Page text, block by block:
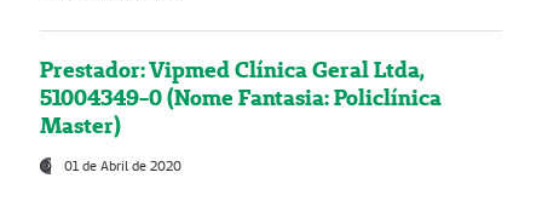
Prestador: Vipmed Clínica Geral Ltda,
51004349-0 (Nome Fantasia: Policlínica
Master)
01 de Abril de 2020